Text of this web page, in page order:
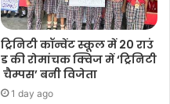
ट्रिनिटी कॉन्वेंट स्कूल में 20 राउं
ड की रोमांचक क्विज में ‘ट्रिनिटी
चैम्पस’ बनी विजेता
1 day ago